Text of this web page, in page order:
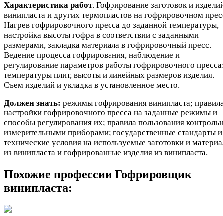
Характеристика работ. Гофрирование заготовок и
винипласта и других термопластов на гофрировочном
Нагрев гофрировочного пресса до заданной температуры,
настройка высоты гофра в соответствии с заданными
размерами, закладка материала в гофрировочный пресс.
Ведение процесса гофрирования, наблюдение и
регулирование параметров работы гофрировочного
температуры плит, высоты и линейных размеров изделия.
Съем изделий и укладка в установленное место.
Должен знать: режимы гофрирования винипласта;
настройки гофрировочного пресса на заданные режимы и
способы регулирования их; правила пользования
измерительными приборами; государственные стандарты и
технические условия на используемые заготовки и
из винипласта и гофрированные изделия из винипласта.
Похожие профессии Гофрировщик
винипласта: